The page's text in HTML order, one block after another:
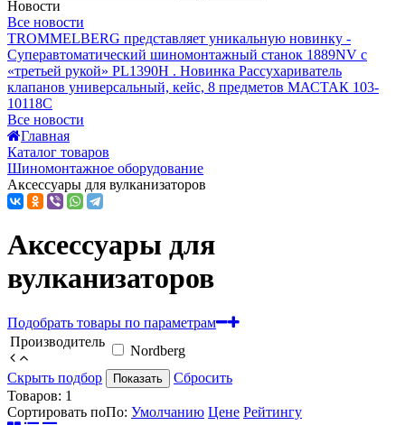
Новости
Все новости
TROMMELBERG представляет уникальную новинку -
Суперавтоматический шиномонтажный станок 1889NV с
«третьей рукой» PL1390H . Новинка Рассухариватель
клапанов универсальный, кейс, 8 предметов МАСТАК 103-
10118C
Все новости
Главная
Каталог товаров
Шиномонтажное оборудование
Аксессуары для вулканизаторов
Аксессуары для
вулканизаторов
Подобрать товары по параметрам
Производитель
Nordberg
Скрыть подбор
Показать
Сбросить
Товаров: 1
Сортировать поПо: Умолчанию Цене Рейтингу